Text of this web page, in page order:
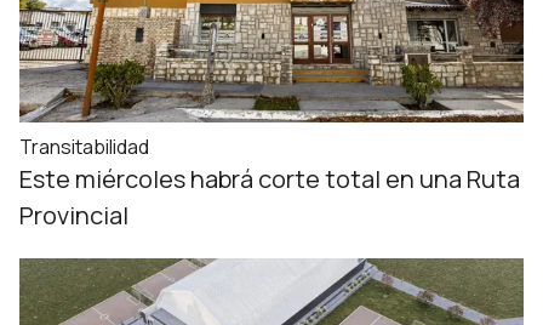
Transitabilidad
Este miércoles habrá corte total en una Ruta
Provincial